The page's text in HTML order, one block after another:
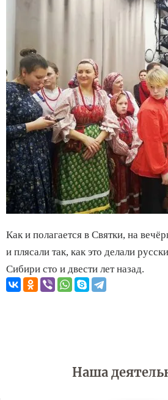
Как и полагается в Святки, на
и плясали так, как это делали
Сибири сто и двести лет назад.
Наша